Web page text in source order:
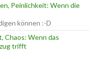
Peinlichkeit: Wenn die
können :-D
Chaos: Wenn das
trifft